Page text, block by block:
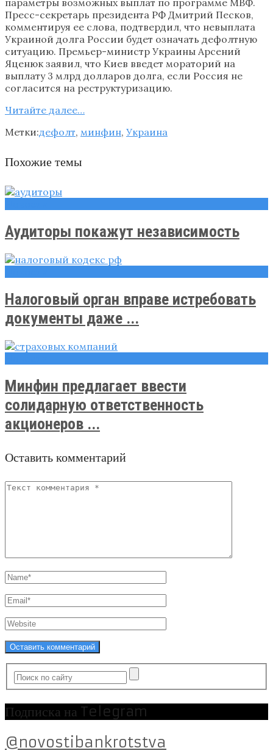
Пресс-секретарь президента РФ Дмитрий Песков,
комментируя ее слова, подтвердил, что невыплата
Украиной долга России будет означать дефолтную
ситуацию. Премьер-министр Украины Арсений
Яценюк заявил, что Киев введет мораторий на
выплату 3 млрд долларов долга, если Россия не
согласится на реструктуризацию.
Читайте далее…
Метки:дефолт, минфин, Украина
Похожие темы
Аудиторы покажут независимость
Налоговый орган вправе истребовать
документы даже ...
Минфин предлагает ввести
солидарную ответственность
акционеров ...
Оставить комментарий
Подписка на Telegram
@novostibankrotstva